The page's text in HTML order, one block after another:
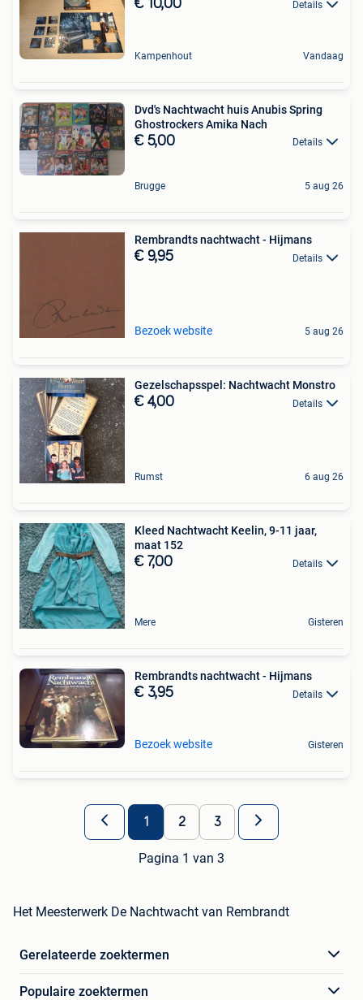
€ 10,00 Details
Kampenhout Vandaag
Dvd's Nachtwacht huis Anubis Spring
Ghostrockers Amika Nach
€ 5,00 Details
Brugge 5 aug 26
Rembrandts nachtwacht - Hijmans
€ 9,95 Details
Bezoek website 5 aug 26
Gezelschapsspel: Nachtwacht Monstro
€ 4,00 Details
Rumst 6 aug 26
Kleed Nachtwacht Keelin, 9-11 jaar,
maat 152
€ 7,00 Details
Mere Gisteren
Rembrandts nachtwacht - Hijmans
€ 3,95 Details
Bezoek website Gisteren
1 2 3
Pagina 1 van 3
Het Meesterwerk De Nachtwacht van Rembrandt
Gerelateerde zoektermen
Populaire zoektermen